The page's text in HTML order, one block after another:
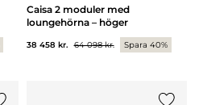
Caisa 2 moduler med
loungehörna – höger
38 458 kr. 64 098 kr. Spara 40%